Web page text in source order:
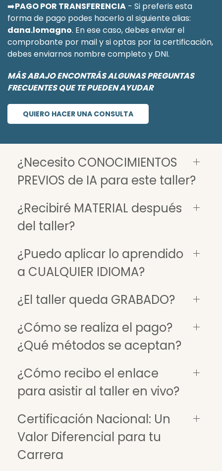
➡️​PAGO POR TRANSFERENCIA - Si preferis esta
forma de pago podes hacerlo al siguiente alias:
dana.lomagno. En ese caso, debes enviar el
comprobante por mail y si optas por la certificación,
debes enviarnos nombre completo y DNI.
MÁS ABAJO ENCONTRÁS ALGUNAS PREGUNTAS
FRECUENTES QUE TE PUEDEN AYUDAR
QUIERO HACER UNA CONSULTA
¿Necesito CONOCIMIENTOS
PREVIOS de IA para este taller?
¿Recibiré MATERIAL después
del taller?
¿Puedo aplicar lo aprendido
a CUALQUIER IDIOMA?
¿El taller queda GRABADO?
¿Cómo se realiza el pago?
¿Qué métodos se aceptan?
¿Cómo recibo el enlace
para asistir al taller en vivo?
Certificación Nacional: Un
Valor Diferencial para tu
Carrera